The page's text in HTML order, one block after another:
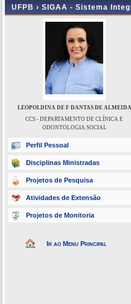
UFPB › SIGAA - Sistema
LEOPOLDINA DE F DANTAS DE ALMEIDA
CCS - DEPARTAMENTO DE CLÍNICA E
ODONTOLOGIA SOCIAL
Perfil Pessoal
Disciplinas Ministradas
Projetos de Pesquisa
Atividades de Extensão
Projetos de Monitoria
Ir ao Menu Principal